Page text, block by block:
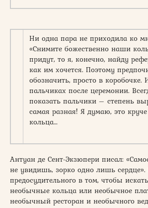
Ни одна пара не приходила ко
«Снимите божественно наши
придут, то я, конечно, найду
как им хочется. Поэтому
обозначить, просто в коробочке.
пальчиках после церемонии.
показать пальчики – степень
самая разная! Я думаю, это
кольца…
Антуан де Сент-Экзюпери писал:
не увидишь, зорко одно лишь сердце».
предосудительного в том, чтобы
необычные кольца или необычное
необычный ресторан и необычного